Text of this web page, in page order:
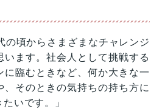
の頃からさまざまなチャレンジ
います。社会人として挑戦する
に臨むときなど、何か大きな一
、そのときの気持ちの持ち方に
いです。」